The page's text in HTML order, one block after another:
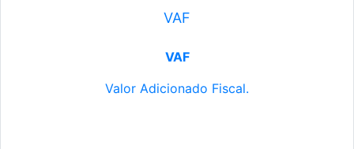
VAF
VAF
Valor Adicionado Fiscal.